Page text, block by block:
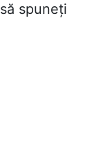
spuneți